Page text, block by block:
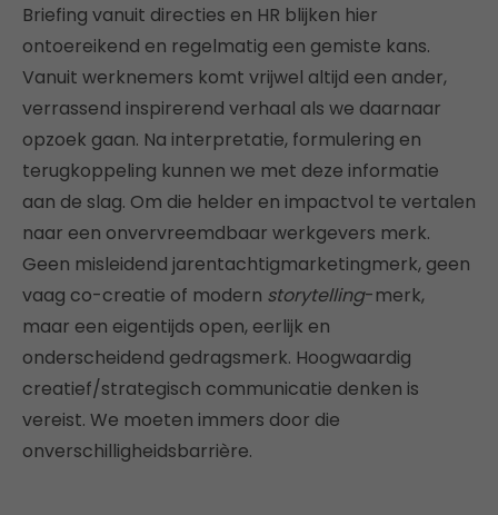
Briefing vanuit directies en HR blijken hier
ontoereikend en regelmatig een gemiste kans.
Vanuit werknemers komt vrijwel altijd een ander,
verrassend inspirerend verhaal als we daarnaar
opzoek gaan. Na interpretatie, formulering en
terugkoppeling kunnen we met deze informatie
aan de slag. Om die helder en impactvol te vertalen
naar een onvervreemdbaar werkgevers merk.
Geen misleidend jarentachtigmarketingmerk, geen
vaag co-creatie of modern storytelling-merk,
maar een eigentijds open, eerlijk en
onderscheidend gedragsmerk. Hoogwaardig
creatief/strategisch communicatie denken is
vereist. We moeten immers door die
onverschilligheidsbarrière.